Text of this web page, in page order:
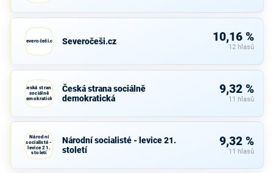
Severočeši.cz Severočeši.cz 10,16 %
12 hlasů
Česká strana
sociálně
demokratická
Česká strana sociálně
demokratická
9,32 %
11 hlasů
Národní
socialisté -
levice 21.
století
Národní socialisté - levice 21.
století
9,32 %
11 hlasů